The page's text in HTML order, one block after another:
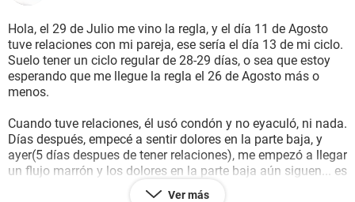
BIENESTAR
SEXUALIDAD
Hola, el 29 de Julio me vino la regla, y el día 11 de Agosto
tuve relaciones con mi pareja, ese sería el día 13 de mi ciclo.
Suelo tener un ciclo regular de 28-29 días, o sea que estoy
esperando que me llegue la regla el 26 de Agosto más o
menos.
Cuando tuve relaciones, él usó condón y no eyaculó, ni nada.
Días después, empecé a sentir dolores en la parte baja, y
ayer(5 días despues de tener relaciones), me empezó a llegar
un flujo marrón y los dolores en la parte baja aún siguen... es
como si me estuvieran haciendo presion por la zona de los
Ver más